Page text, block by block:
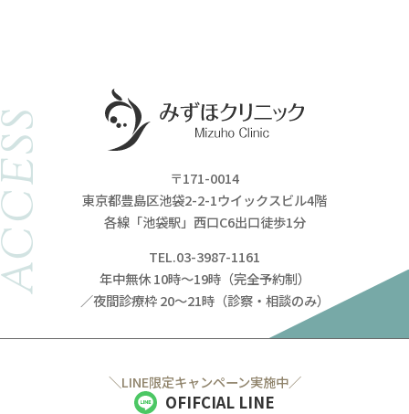
〒171-0014
東京都豊島区池袋2-2-1ウイックスビル4階
各線「池袋駅」西口C6出口徒歩1分
TEL.03-3987-1161
年中無休 10時～19時（完全予約制）
／夜間診療枠 20～21時（診察・相談のみ）
＼LINE限定キャンペーン実施中／
OFIFCIAL LINE